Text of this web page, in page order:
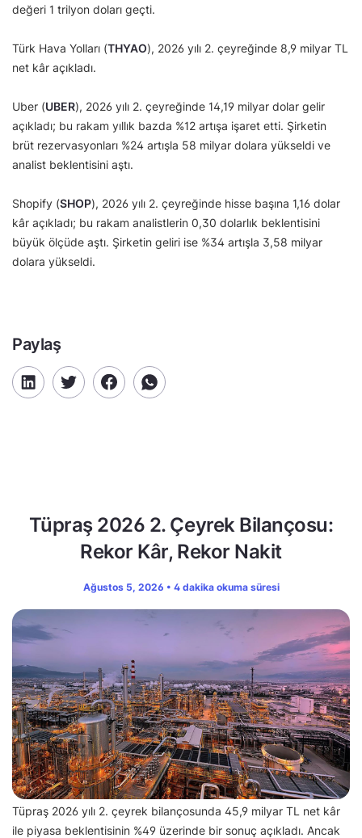
değeri 1 trilyon doları geçti.
Türk Hava Yolları (THYAO), 2026 yılı 2. çeyreğinde 8,9 milyar TL
net kâr açıkladı.
Uber (UBER), 2026 yılı 2. çeyreğinde 14,19 milyar dolar gelir
açıkladı; bu rakam yıllık bazda %12 artışa işaret etti. Şirketin
brüt rezervasyonları %24 artışla 58 milyar dolara yükseldi ve
analist beklentisini aştı.
Shopify (SHOP), 2026 yılı 2. çeyreğinde hisse başına 1,16 dolar
kâr açıkladı; bu rakam analistlerin 0,30 dolarlık beklentisini
büyük ölçüde aştı. Şirketin geliri ise %34 artışla 3,58 milyar
dolara yükseldi.
Paylaş
Tüpraş 2026 2. Çeyrek Bilançosu:
Rekor Kâr, Rekor Nakit
Ağustos 5, 2026 • 4 dakika okuma süresi
Tüpraş 2026 yılı 2. çeyrek bilançosunda 45,9 milyar TL net kâr
ile piyasa beklentisinin %49 üzerinde bir sonuç açıkladı. Ancak